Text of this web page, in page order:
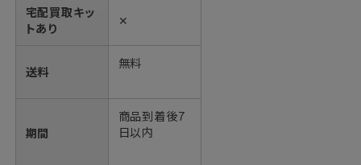
宅配買取キッ
トあり
✕
送料
無料
期間
商品到着後7
日以内